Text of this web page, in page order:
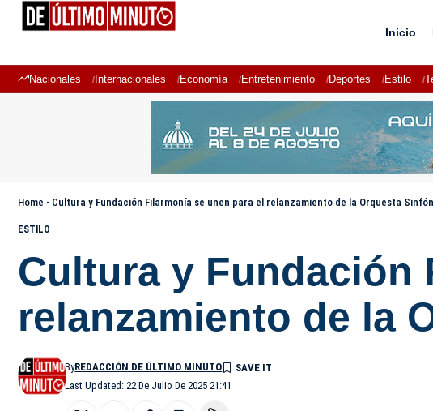
Inicio
Nacionales Internacionales Economía Entretenimiento Deportes Estilo
Home - Cultura y Fundación Filarmonía se unen para el relanzamiento de la Orquesta
ESTILO
Cultura y Fundación
relanzamiento de la
Last Updated: 22 De Julio De 2025 21:41
ByREDACCIÓN DE ÚLTIMO MINUTO